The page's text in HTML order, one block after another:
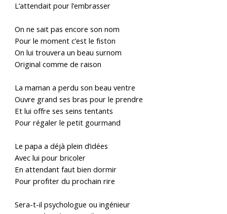
L’attendait pour l’embrasser
On ne sait pas encore son nom
Pour le moment c’est le fiston
On lui trouvera un beau surnom
Original comme de raison
La maman a perdu son beau ventre
Ouvre grand ses bras pour le prendre
Et lui offre ses seins tentants
Pour régaler le petit gourmand
Le papa a déjà plein d’idées
Avec lui pour bricoler
En attendant faut bien dormir
Pour profiter du prochain rire
Sera-t-il psychologue ou ingénieur